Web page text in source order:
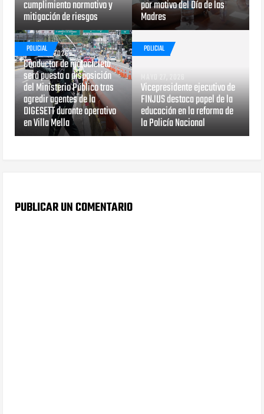
cumplimiento normativo y
mitigación de riesgos
por motivo del Día de las
Madres
POLICIAL
MAYO 29, 2026
Conductor de motocicleta
será puesto a disposición
del Ministerio Público tras
agredir agentes de la
DIGESETT durante operativo
en Villa Mella
POLICIAL
MAYO 27, 2026
Vicepresidente ejecutivo de
FINJUS destaca papel de la
educación en la reforma de
la Policía Nacional
PUBLICAR UN COMENTARIO